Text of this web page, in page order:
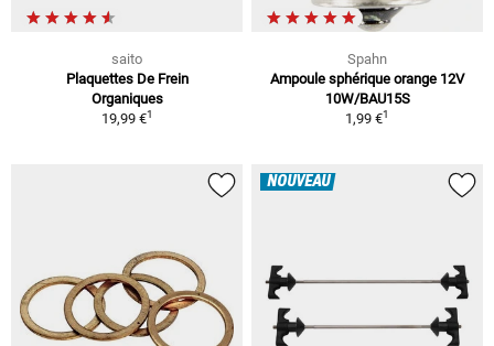
saito
Plaquettes De Frein
Organiques
19,99 €1
Spahn
Ampoule sphérique orange 12V
10W/BAU15S
1,99 €1
NOUVEAU